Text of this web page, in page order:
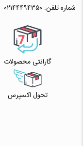
شماره تلفن: ۰۲۱۴۴۴۹۴۳۵۰
گارانتی محصولات
تحول اکسپرس